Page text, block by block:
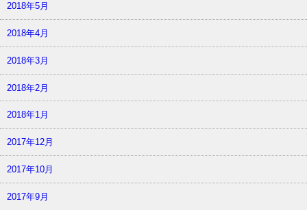
2018年5月
2018年4月
2018年3月
2018年2月
2018年1月
2017年12月
2017年10月
2017年9月